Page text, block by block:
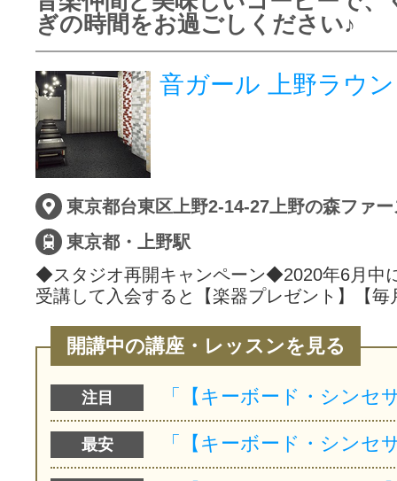
ぎの時間をお過ごしください♪
音ガール 上野ラウ
東京都台東区上野2-14-27上野の森ファ
東京都・上野駅
◆スタジオ再開キャンペーン◆2020年6月中
受講して入会すると【楽器プレゼント】【
開講中の講座・レッスンを見る
注目
最安